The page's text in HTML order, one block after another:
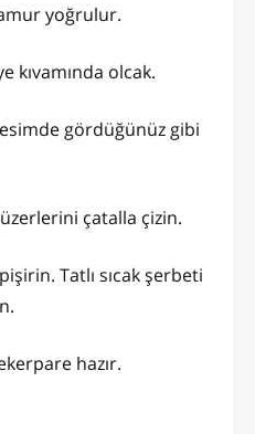
yoğrulur.
kıvamında olcak.
gördüğünüz gibi
çatalla çizin.
Tatlı sıcak şerbeti
hazır.